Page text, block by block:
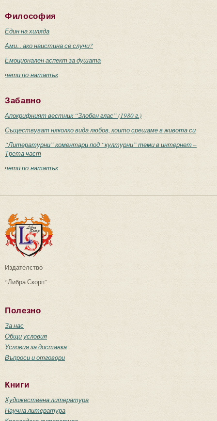
Философия
Един на хиляда
Ами... ако наистина се случи?
Емоционален аспект за душата
чети по-нататък
Забавно
Апокрифният вестник “Злобен глас” (1980 г.)
Съществуват няколко вида любов, които срещаме в живота си
“Литературни” коментари под “културни” теми в интернет –
Трета част
чети по-нататък
Издателство
“Либра Скорп”
Полезно
За нас
Общи условия
Условия за доставка
Въпроси и отговори
Книги
Художествена литература
Научна литература